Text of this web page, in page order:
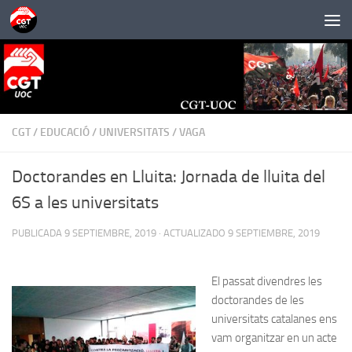
Saltar al contenido
CGT/ EDUCACIÓ/ UNIVERSITATS /VAGA
Doctorandes en Lluita: Jornada de lluita del
6S a les universitats
PUBLICADA 9 SEPTIEMBRE, 2019 · ACTUALIZADO 9 SEPTIEMBRE, 2019
El passat divendres les
doctorandes de les
universitats catalanes ens
vam organitzar en un acte